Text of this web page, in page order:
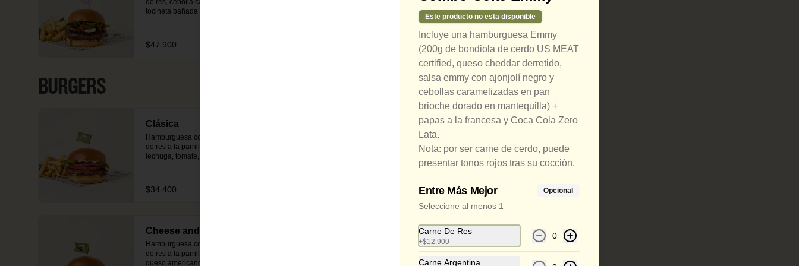
de res, cebolla caramelizada,
tocineta bañada en salsa BBQ
en mantequilla. Incluye
acompañamiento de papas o
$47.900
BURGERS
Clásica
Hamburguesa con 150g de carne
de res a la parrilla o pollo crispy,
lechuga, tomate, cebolla, salsa de
acompañamiento de papas o
ensalada.
$34.400
Cheese Burger
Hamburguesa con 150g de carne
de res a la parrilla o pollo crispy, dos
lonchas de queso americano tipo
cheddar, lechuga, tomate, cebolla,
brioche dorado en mantequilla.
Incluye acompañamiento de papas
o ensalada.
$38.400
Cheese and Bacon
Hamburguesa con 150g de carne
de res a la parrilla o pollo crispy,
queso americano tipo cheddar,
Avocado
Hamburguesa con 150g de carne
de res a la parrilla o pollo crispy,
queso americano tipo cheddar,
Este producto no esta disponible
Incluye una hamburguesa Emmy
(200g de bondiola de cerdo US MEAT
certified, queso cheddar derretido,
salsa emmy con ajonjolí negro y
cebollas caramelizadas en pan
brioche dorado en mantequilla) +
papas a la francesa y Coca Cola Zero
Lata.
Nota: por ser carne de cerdo, puede
presentar tonos rojos tras su cocción.
Entre Más Mejor Opcional
Seleccione al menos 1
Carne De Res
+$12.900
0
Carne Argentina